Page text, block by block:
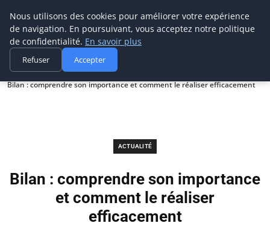
Prospection Pro
Accueil
Actualité
Bilan : comprendre son importance et comment le réaliser efficacement
ACTUALITÉ
Bilan : comprendre son importance
et comment le réaliser
efficacement
Nous utilisons des cookies pour améliorer votre expérience
de navigation. En poursuivant, vous acceptez notre politique
de confidentialité. En savoir plus
Refuser Accepter